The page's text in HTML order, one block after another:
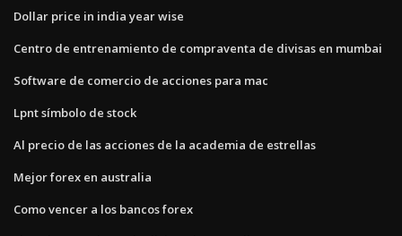
Dollar price in india year wise
Centro de entrenamiento de compraventa de divisas en mumbai
Software de comercio de acciones para mac
Lpnt símbolo de stock
Al precio de las acciones de la academia de estrellas
Mejor forex en australia
Como vencer a los bancos forex